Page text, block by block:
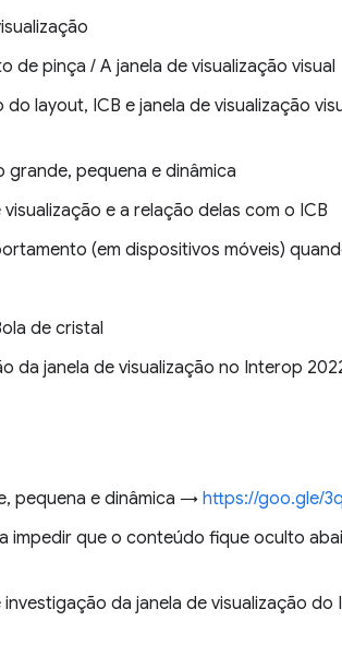
de pinça / A janela de visualização visual
do layout, ICB e janela de visualização
grande, pequena e dinâmica
e a relação delas com o ICB
(em dispositivos móveis)
de cristal
da janela de visualização no Interop
pequena e dinâmica →https://goo.gle/
impedir que o conteúdo fique oculto
da janela de visualização